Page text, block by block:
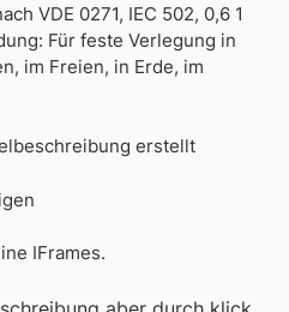
VDE 0271, IEC 502, 0,6 1
Für feste Verlegung in
im Freien, in Erde, im
erstellt
IFrames.